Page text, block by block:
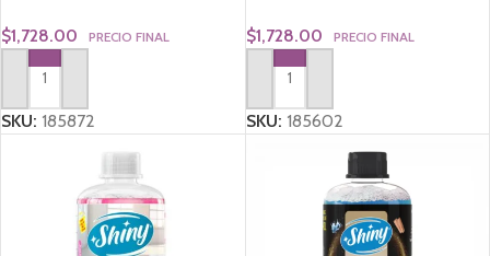
$1,728.00 PRECIO FINAL
AGREGAR AL CARRITO
SKU: 185872
$1,728.00 PRECIO FINAL
AGREGAR AL CARRITO
SKU: 185602